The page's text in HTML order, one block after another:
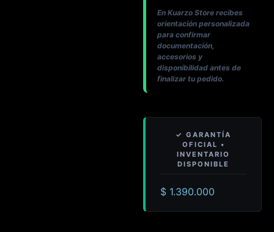
En Kuarzo Store recibes
orientación personalizada
para confirmar
documentación,
accesorios y
disponibilidad antes de
finalizar tu pedido.
$ 1.390.000